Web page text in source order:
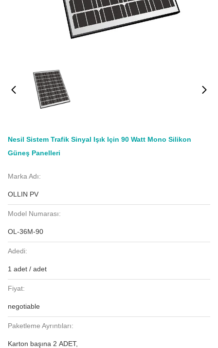
Nesil Sistem Trafik Sinyal Işık Için 90 Watt Mono Silikon
Güneş Panelleri
Marka Adı:
OLLIN PV
Model Numarası:
OL-36M-90
Adedi:
1 adet / adet
Fiyat:
negotiable
Paketleme Ayrıntıları:
Karton başına 2 ADET,